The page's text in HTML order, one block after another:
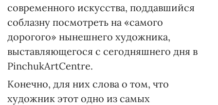
современного искусства, поддавшийся
соблазну посмотреть на «самого
дорогого» нынешнего художника,
выставляющегося с сегодняшнего дня в
PinchukArtCentre.
Конечно, для них слова о том, что
художник этот одно из самых